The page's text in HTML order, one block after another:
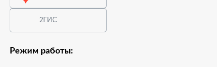
2ГИС
Режим работы: